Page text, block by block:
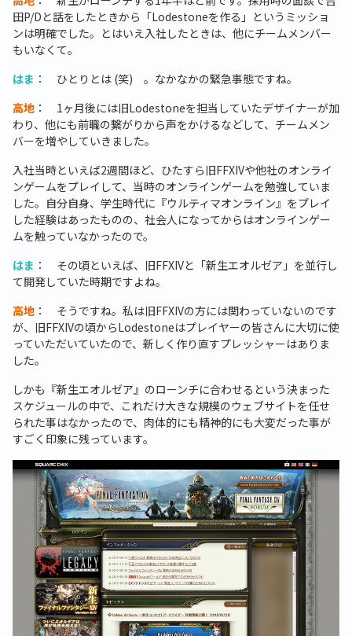
田P/Dと話をしたときから「Lodestoneを作る」というミッショ
ンは明確でした。とはいえ入社したときは、他にチームメンバー
もいなくて。
はま ： ひとりとは (笑) 。なかなかの緊急事態ですね。
高地 ： 1ヶ月後には旧Lodestoneを担当していたデザイナーが加
わり、他にも前職の繋がりから声をかけるなどして、チームメン
バーを増やしていきました。
入社当時といえば2週間ほど、ひたすら旧FFXIVや他社のオンライ
ンゲームをプレイして、当時のオンラインゲームを勉強していま
した。自分自身、学生時代に『ウルティマオンライン』をプレイ
した経験はあったものの、社会人になってからはオンラインゲー
ムを触っていなかったので。
はま ： その頃といえば、旧FFXIVと「新生エオルゼア」を並行し
て開発していた時期ですよね。
高地 ： そうですね。私は旧FFXIVの方には関わっていないのです
が、旧FFXIVの頃からLodestoneはプレイヤーの皆さんに大切に使
っていただいていたので、新しく作り直すプレッシャーはありま
した。
しかも『新生エオルゼア』のローンチに合わせるという決まった
スケジュールの中で、これだけ大きな規模のウェブサイトを任せ
られた事はなかったので、肉体的にも精神的にも大変だった事が
すごく印象に残っています。